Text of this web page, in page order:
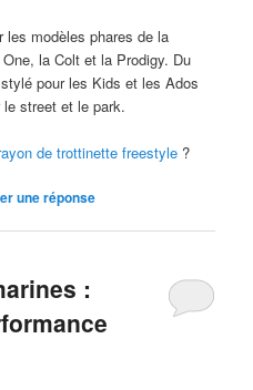
les modèles phares de la
la Colt et la Prodigy. Du
pour les Kids et les Ados
le street et le park.
de trottinette freestyle ?
une réponse
: